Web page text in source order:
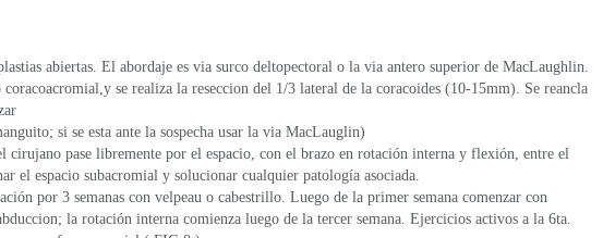
abiertas. El abordaje es via surco deltopectoral o la via antero superior de MacLaughlin.
se realiza la reseccion del 1/3 lateral de la coracoides (10-15mm). Se reancla
si se esta ante la sospecha usar la via MacLauglin)
cirujano pase libremente por el espacio, con el brazo en rotación interna y flexión, entre el
el espacio subacromial y solucionar cualquier patología asociada.
por 3 semanas con velpeau o cabestrillo. Luego de la primer semana comenzar con
la rotación interna comienza luego de la tercer semana. Ejercicios activos a la 6ta.